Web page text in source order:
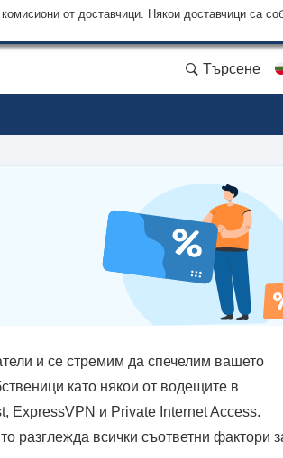
от доставчици. Някои доставчици са
Търсене
и се стремим да спечелим вашето
като някои от водещите в
ExpressVPN и Private Internet Access.
разглежда всички съответни фактори